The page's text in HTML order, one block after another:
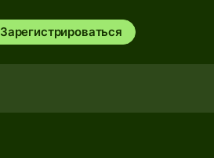
Зарегистрироваться